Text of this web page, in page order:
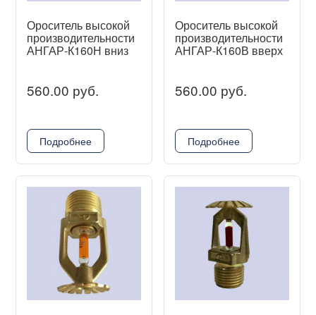
Ороситель высокой
производительности
АНГАР-К160Н вниз
560.00 руб.
Подробнее
Ороситель высокой
производительности
АНГАР-К160В вверх
560.00 руб.
Подробнее